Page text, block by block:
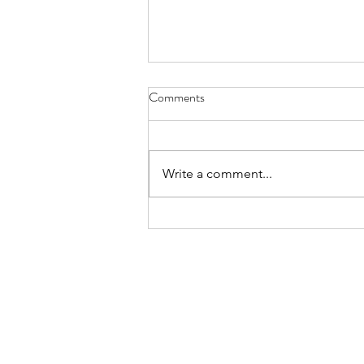
রিভার্স এজিং, একটি আয়ুর্বেদিক দৃষ্টিকোণ
অন্য একটি নিবন্ধে, আধুনিক ওষুধের ক্ষেত্রে
Comments
Write a comment...